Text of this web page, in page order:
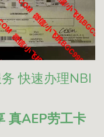
快速办理NBI
真AEP劳工卡